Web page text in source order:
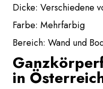
Dicke: Verschiedene
Farbe: Mehrfarbig
Bereich: Wand und
in